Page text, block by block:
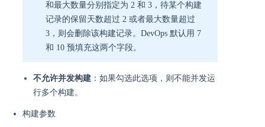
和最大数量分别指定为 2 和 3，待某个构建
记录的保留天数超过 2 或者最大数量超过
3，则会删除该构建记录。DevOps 默认用 7
和 10 预填充这两个字段。
不允许并发构建 ：如果勾选此选项，则不能并发运
行多个构建。
构建参数